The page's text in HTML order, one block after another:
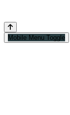
Mobile Menu Toggle